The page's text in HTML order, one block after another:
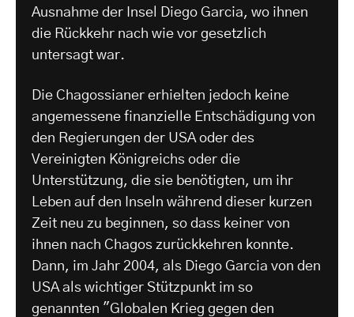
Ausnahme der Insel Diego Garcia, wo ihnen
die Rückkehr nach wie vor gesetzlich
untersagt war.
Die Chagossianer erhielten jedoch keine
angemessene finanzielle Entschädigung von
den Regierungen der USA oder des
Vereinigten Königreichs oder die
Unterstützung, die sie benötigten, um ihr
Leben auf den Inseln während dieser kurzen
Zeit neu zu beginnen, so dass keiner von
ihnen nach Chagos zurückkehren konnte.
Dann, im Jahr 2004, als Diego Garcia von den
USA als wichtiger Stützpunkt im so
genannten "Globalen Krieg gegen den